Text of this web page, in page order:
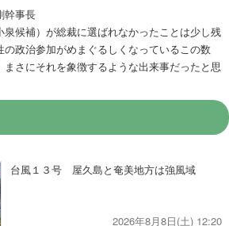
幹事長
泉候補）が総裁に選ばれなかったことは少し残
政治参加がめまぐるしくなっているこの数
さにそれを象徴するような出来事だったと思
台風１３号 屋久島と奄美地方は強風域
2026年8月8日(土) 12:20